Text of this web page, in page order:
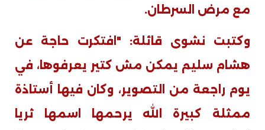
مع مرض السرطان.
وكتبت نشوى قائلة: "افتكرت حاجة عن
هشام سليم يمكن مش كتير يعرفوها، في
يوم راجعة من التصوير، وكان فيها أستاذة
ممثلة كبيرة الله يرحمها اسمها ثريا